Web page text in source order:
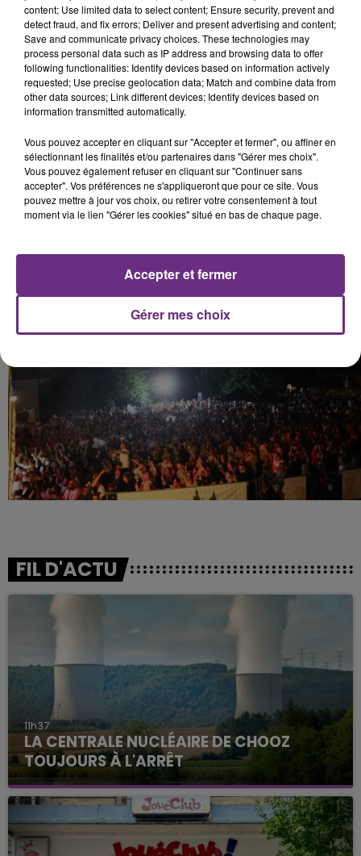
Mais face à l'élan de solidarité qui se met en place , il
veut rester positif.«De nombreux prestataires nous
ont fait des remises, certains musiciens ont même
renoncé à leur cachet et se sont engagés à revenir.
La salle de spectacleBords 2 Scènes à Vitry-le-
gratuitement pour organiser un concert de soutien.
Les organisateurs espèrent ainsi pouvoir réunir 30 000
euros grâce à lacagnotte lancée sur HelloAsso, et
FIL D'ACTU
11h37
LA CENTRALE NUCLÉAIRE DE CHOOZ
TOUJOURS À L'ARRÊT
Cela fait déjà une semaine que la centrale
nucléaire ardennaise est à l'arrêt. Une situation
justifiée par la sécheresse intense qui est toujours
présente.
content; Use limited data to select content; Ensure security, prevent and
detect fraud, and fix errors; Deliver and present advertising and content;
Save and communicate privacy choices. These technologies may
process personal data such as IP address and browsing data to offer
following functionalities: Identify devices based on information actively
requested; Use precise geolocation data; Match and combine data from
other data sources; Link different devices; Identify devices based on
information transmitted automatically.
Vous pouvez accepter en cliquant sur "Accepter et fermer", ou affiner en
sélectionnant les finalités et/ou partenaires dans "Gérer mes choix".
Vous pouvez également refuser en cliquant sur "Continuer sans
accepter". Vos préférences ne s'appliqueront que pour ce site. Vous
pouvez mettre à jour vos choix, ou retirer votre consentement à tout
moment via le lien "Gérer les cookies" situé en bas de chaque page.
Gérer mes choix
Accepter et fermer